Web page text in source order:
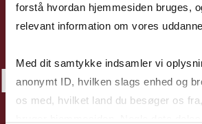
forstå hvordan hjemmesiden bruges,
relevant information om vores
Med dit samtykke indsamler vi
anonymt ID, hvilken slags enhed og
os med, hvilket land du besøger os
DET FÅR DU MED